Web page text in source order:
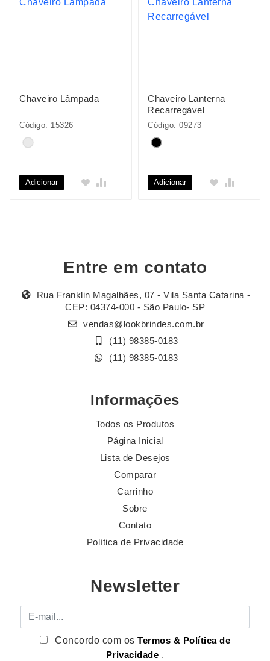
Chaveiro Lâmpada
Código: 15326
Adicionar
Chaveiro Lanterna
Recarregável
Código: 09273
Adicionar
Entre em contato
Rua Franklin Magalhães, 07 - Vila Santa Catarina -
CEP: 04374-000 - São Paulo- SP
vendas@lookbrindes.com.br
(11) 98385-0183
(11) 98385-0183
Informações
Todos os Produtos
Página Inicial
Lista de Desejos
Comparar
Carrinho
Sobre
Contato
Política de Privacidade
Newsletter
E-mail
Concordo com osTermos & Política de
Privacidade .